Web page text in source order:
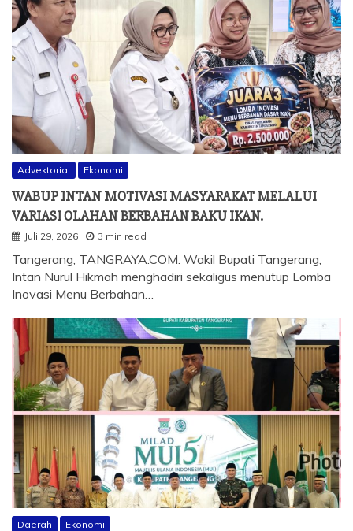
Advektorial Ekonomi
WABUP INTAN MOTIVASI MASYARAKAT MELALUI
VARIASI OLAHAN BERBAHAN BAKU IKAN.
Juli 29, 2026 3 min read
Tangerang, TANGRAYA.COM. Wakil Bupati Tangerang,
Intan Nurul Hikmah menghadiri sekaligus menutup Lomba
Inovasi Menu Berbahan…
Daerah Ekonomi